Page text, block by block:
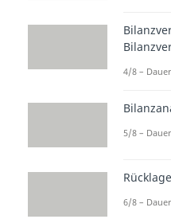
Du
und
nichts
einem
das
Das ist
4/8 –
5/8 –
6/8 –